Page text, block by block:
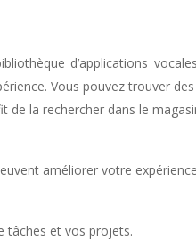
d’applications
Vous pouvez trouver
de la rechercher dans le
améliorer votre
tâches et vos projets.